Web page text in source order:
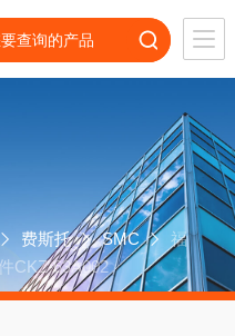
费斯托 SMC
福
CKZ-63A002